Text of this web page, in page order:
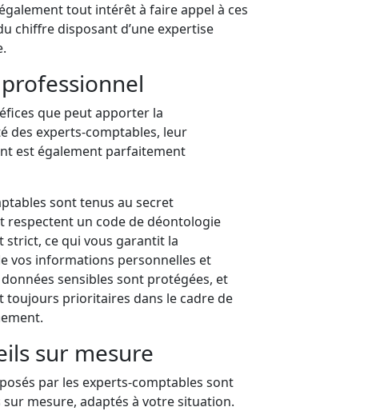
tout intérêt à faire appel à ces
chiffre disposant d’une expertise
que peut apporter la
des experts-comptables, leur
est également parfaitement
sont tenus au secret
respectent un code de déontologie
strict, ce qui vous garantit la
vos informations personnelles et
sensibles sont protégées, et
toujours prioritaires dans le cadre de
sur mesure
par les experts-comptables sont
mesure, adaptés à votre situation.